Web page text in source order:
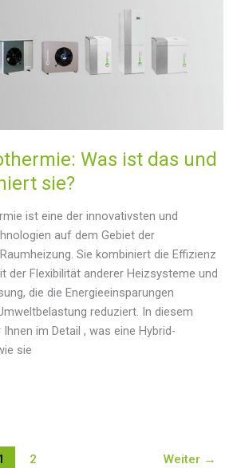
Was ist das und
sie?
ist eine der innovativsten und
auf dem Gebiet der
Sie kombiniert die Effizienz
der Flexibilität anderer Heizsysteme und
die die Energieeinsparungen
reduziert. In diesem
im Detail , was eine Hybrid-
sie
2 Weiter →